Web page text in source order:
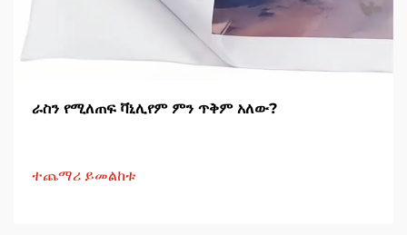
ራስን የሚለጠፍ ቫኒሊየም ምን ጥቅም አለው?
ተጨማሪ ይመልከቱ